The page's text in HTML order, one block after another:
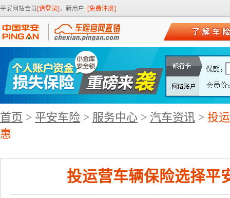
平安网站会员[请登录] ，新用户 [免费注册]
首页 > 平安车险 > 服务中心 > 汽车资讯 > 投
惠
投运营车辆保险选择平